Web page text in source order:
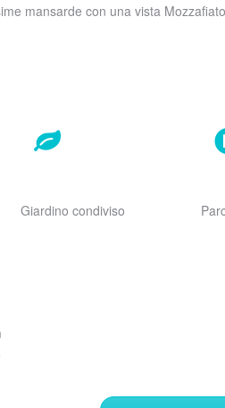
mansarde con una vista
Giardino condiviso